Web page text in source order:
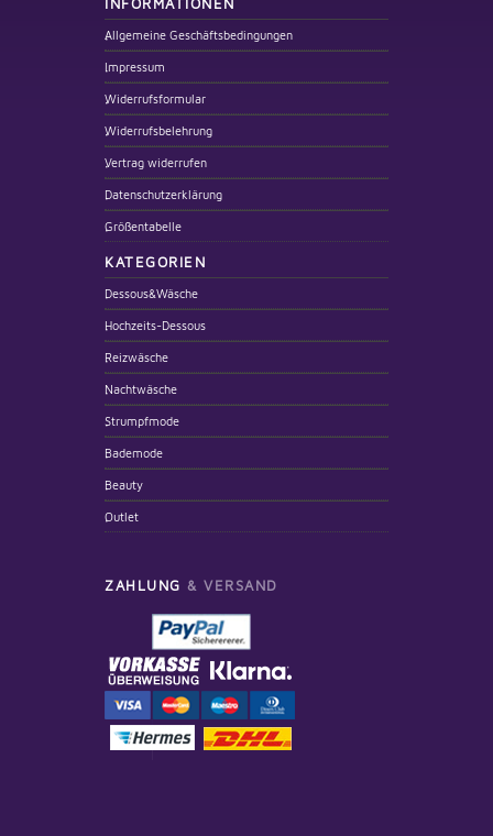
INFORMATIONEN
Allgemeine Geschäftsbedingungen
Impressum
Widerrufsformular
Widerrufsbelehrung
Vertrag widerrufen
Datenschutzerklärung
Größentabelle
KATEGORIEN
Dessous&Wäsche
Hochzeits-Dessous
Reizwäsche
Nachtwäsche
Strumpfmode
Bademode
Beauty
Outlet
ZAHLUNG & VERSAND